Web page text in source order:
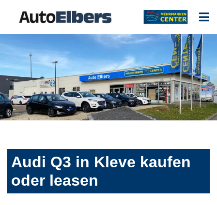
Audi Q3 in Kleve kaufen
oder leasen